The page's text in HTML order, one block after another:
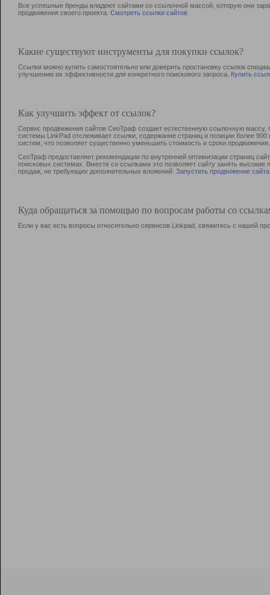
Все успешные бренды владеют сайтами со ссылочной массой, которую они
продвижения своего проекта. Смотреть ссылки сайтов
Какие существуют инструменты для покупки ссылок?
Ссылки можно купить самостоятельно или доверить простановку ссылок
улучшению их эффективности для конкретного поискового запроса. Купить
Как улучшить эффект от ссылок?
Сервис продвижения сайтов СеоТраф создает естественную ссылочную
системы LinkPad отслеживает ссылки, содержание страниц и позиции более
систем, что позволяет существенно уменьшить стоимость и сроки продвижения.
СеоТраф предоставляет рекомендации по внутренней оптимизации страниц
поисковых системах. Вместе со ссылками это позволяет сайту занять
продаж, не требующих дополнительных вложений. Запустить продвижение сайта
Куда обращаться за помощью по вопросам работы со
Если у вас есть вопросы относительно сервисов Linkpad, свяжитесь с нашей